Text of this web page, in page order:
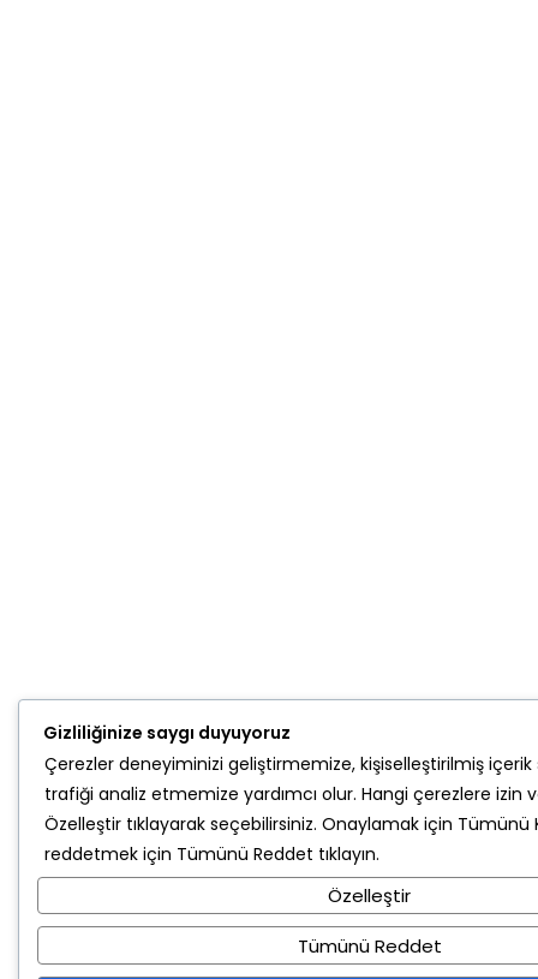
Gizliliğinize saygı duyuyoruz
Çerezler deneyiminizi geliştirmemize, kişiselleştirilmiş içerik
trafiği analiz etmemize yardımcı olur. Hangi çerezlere izin
Özelleştir tıklayarak seçebilirsiniz. Onaylamak için Tümünü
reddetmek için Tümünü Reddet tıklayın.
Özelleştir
Tümünü Reddet